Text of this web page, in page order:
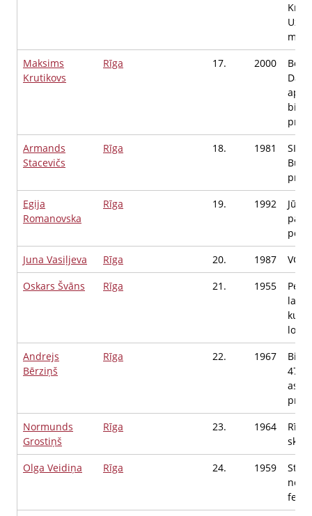
Maksims
Krutikovs
Rīga 17. 2000
Armands
Stacevičs
Rīga 18. 1981
SIA
Egija
Romanovska
Rīga 19. 1992
Juna Vasiļjeva
Rīga 20. 1987
VCA
Oskars Švāns
Rīga 21. 1955
Andrejs
Bērziņš
Rīga 22. 1967
470/
Normunds
Grostiņš
Rīga 23. 1964
Olga Veidiņa
Rīga 24. 1959